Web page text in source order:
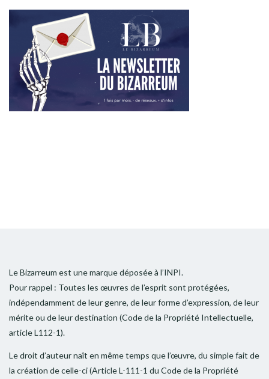
Le Bizarreum est une marque déposée à l’INPI.
Pour rappel : Toutes les œuvres de l’esprit sont protégées,
indépendamment de leur genre, de leur forme d’expression, de leur
mérite ou de leur destination (Code de la Propriété Intellectuelle,
article L112-1).
Le droit d’auteur naît en même temps que l’œuvre, du simple fait de
la création de celle-ci (Article L-111-1 du Code de la Propriété